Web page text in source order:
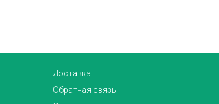
Доставка
Обратная связь